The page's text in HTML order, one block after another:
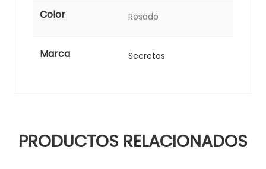
Color Rosado
Marca Secretos
PRODUCTOS RELACIONADOS